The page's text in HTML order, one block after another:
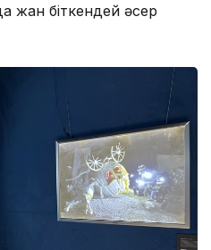
жан біткендей әсер